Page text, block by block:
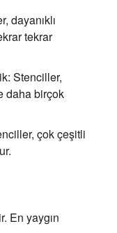
dayanıklı
tekrar
Stenciller,
daha birçok
çok çeşitli
En yaygın